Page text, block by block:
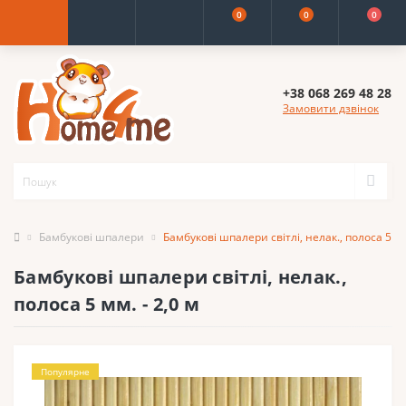
0 0 0
+38 068 269 48 28
Замовити дзвінок
Бамбукові шпалери Бамбукові шпалери світлі, нелак., полоса 5
Бамбукові шпалери світлі, нелак.,
полоса 5 мм. - 2,0 м
Популярне